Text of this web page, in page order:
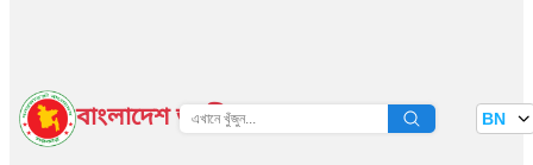
বাংলাদেশ জাতীয় তথ্য বাতায়ন BN